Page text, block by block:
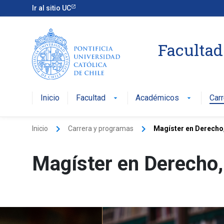
Ir al sitio UC
Inicio Facultad arrow_drop_down Académicos arrow_drop_down
Inicio keyboard_arrow_right Carrera y programas keyboard_arrow_right Magíster en
Magíster en